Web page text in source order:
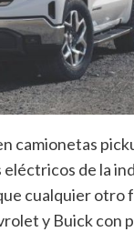
camionetas
de la
cualquier otro
y Buick con